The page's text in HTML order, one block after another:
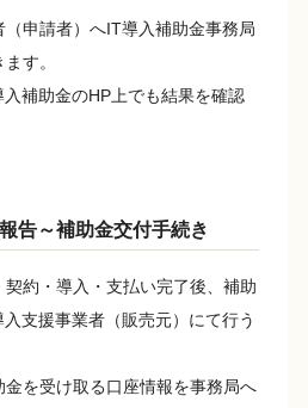
申請者）へIT導入補助金事務局
す。
補助金のHP上でも結果を確認
告～補助金交付手続き
約・導入・支払い完了後、補助
支援事業者（販売元）にて行う
を受け取る口座情報を事務局へ